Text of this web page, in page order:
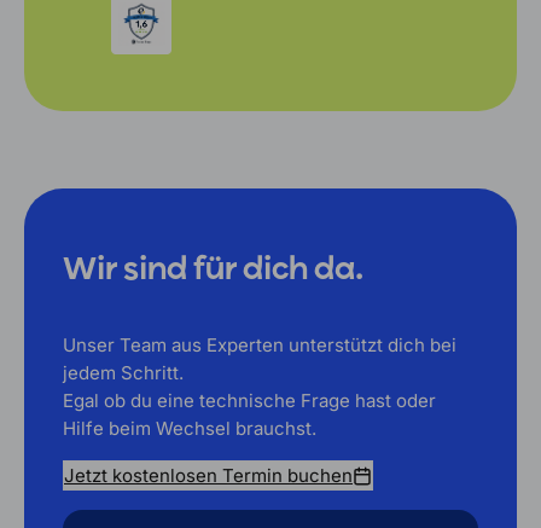
Wir sind für dich da.
Unser Team aus Experten unterstützt dich bei
jedem Schritt.
Egal ob du eine technische Frage hast oder
Hilfe beim Wechsel brauchst.
Jetzt kostenlosen Termin buchen